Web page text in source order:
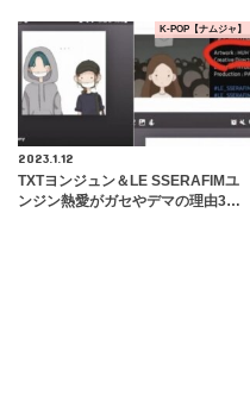
K-POP【ナムジャ】
2023.1.12
TXTヨンジュン＆LE SSERAFIMユ
ンジン熱愛がガセやデマの理由3…